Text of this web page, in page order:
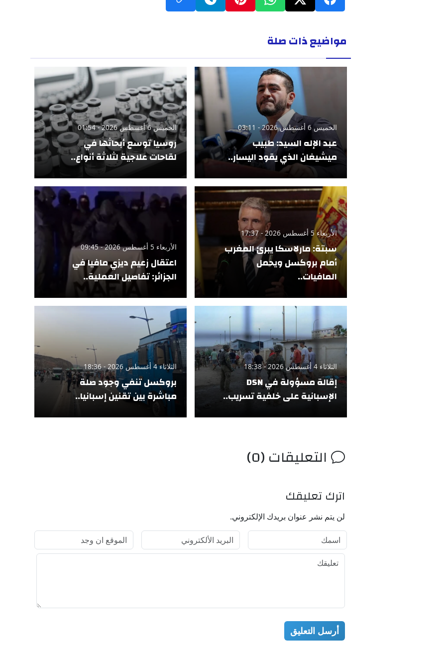
مواضيع ذات صلة
الخميس 6 أغسطس 2026 - 03:11
عبد الإله السيد: طبيب
ميشيغان الذي يقود اليسار..
الخميس 6 أغسطس 2026 - 01:54
روسيا توسع أبحاثها في
لقاحات علاجية لثلاثة أنواع..
الأربعاء 5 أغسطس 2026 - 17:37
سبتة: مارلاسكا يبرئ المغرب
أمام بروكسل ويحمل
المافيات..
الأربعاء 5 أغسطس 2026 - 09:45
اعتقال زعيم ديزي مافيا في
الجزائر: تفاصيل العملية..
الثلاثاء 4 أغسطس 2026 - 18:38
إقالة مسؤولة في DSN
الإسبانية على خلفية تسريب..
الثلاثاء 4 أغسطس 2026 - 18:36
بروكسل تنفي وجود صلة
مباشرة بين تقنين إسبانيا..
التعليقات (0)
اترك تعليقك
لن يتم نشر عنوان بريدك الإلكتروني.
أرسل التعليق